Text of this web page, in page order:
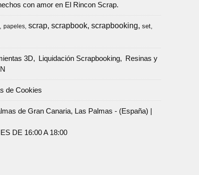
con amor en El Rincon Scrap.
papeles scrap scrapbook scrapbooking set
3D Liquidación Scrapbooking
Resinas y
de Cookies
de Gran Canaria, Las Palmas - (España) |
DE 16:00 A 18:00